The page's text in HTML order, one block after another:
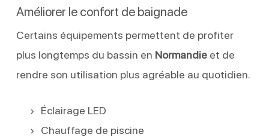
Améliorer le confort de baignade
Certains équipements permettent de profiter
plus longtemps du bassin en Normandieet de
rendre son utilisation plus agréable au quotidien.
Éclairage LED
Chauffage de piscine